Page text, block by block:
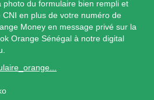
photo du formulaire bien rempli et
CNI en plus de votre numéro de
Money en message privé sur la
Orange Sénégal à notre digital